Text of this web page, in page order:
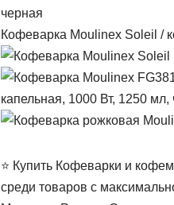
Кофеварка Moulinex Soleil /
капельная, 1000 Вт, 1250 мл,
⭐ Купить Кофеварки и
среди товаров с